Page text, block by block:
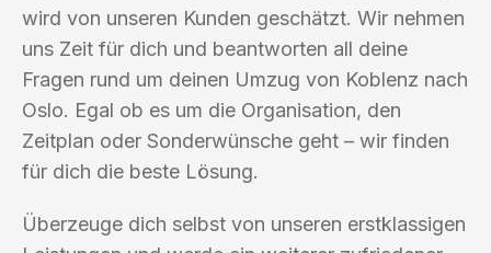
wird von unseren Kunden geschätzt. Wir nehmen
uns Zeit für dich und beantworten all deine
Fragen rund um deinen Umzug von Koblenz nach
Oslo. Egal ob es um die Organisation, den
Zeitplan oder Sonderwünsche geht – wir finden
für dich die beste Lösung.
Überzeuge dich selbst von unseren erstklassigen